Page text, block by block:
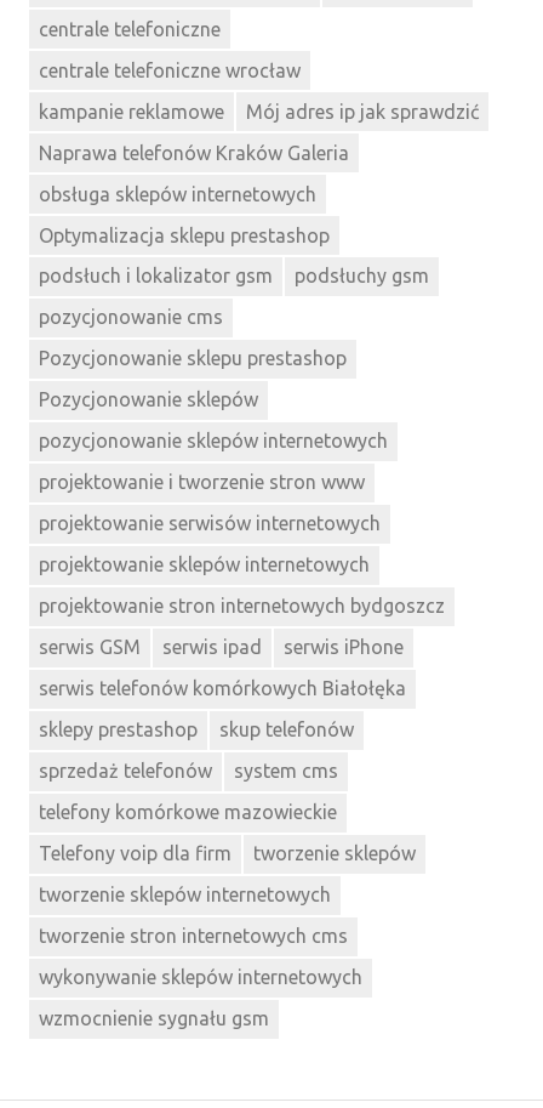
centrale telefoniczne
centrale telefoniczne wrocław
kampanie reklamowe
Mój adres ip jak sprawdzić
Naprawa telefonów Kraków Galeria
obsługa sklepów internetowych
Optymalizacja sklepu prestashop
podsłuch i lokalizator gsm
podsłuchy gsm
pozycjonowanie cms
Pozycjonowanie sklepu prestashop
Pozycjonowanie sklepów
pozycjonowanie sklepów internetowych
projektowanie i tworzenie stron www
projektowanie serwisów internetowych
projektowanie sklepów internetowych
projektowanie stron internetowych bydgoszcz
serwis GSM
serwis ipad
serwis iPhone
serwis telefonów komórkowych Białołęka
sklepy prestashop
skup telefonów
sprzedaż telefonów
system cms
telefony komórkowe mazowieckie
Telefony voip dla firm
tworzenie sklepów
tworzenie sklepów internetowych
tworzenie stron internetowych cms
wykonywanie sklepów internetowych
wzmocnienie sygnału gsm